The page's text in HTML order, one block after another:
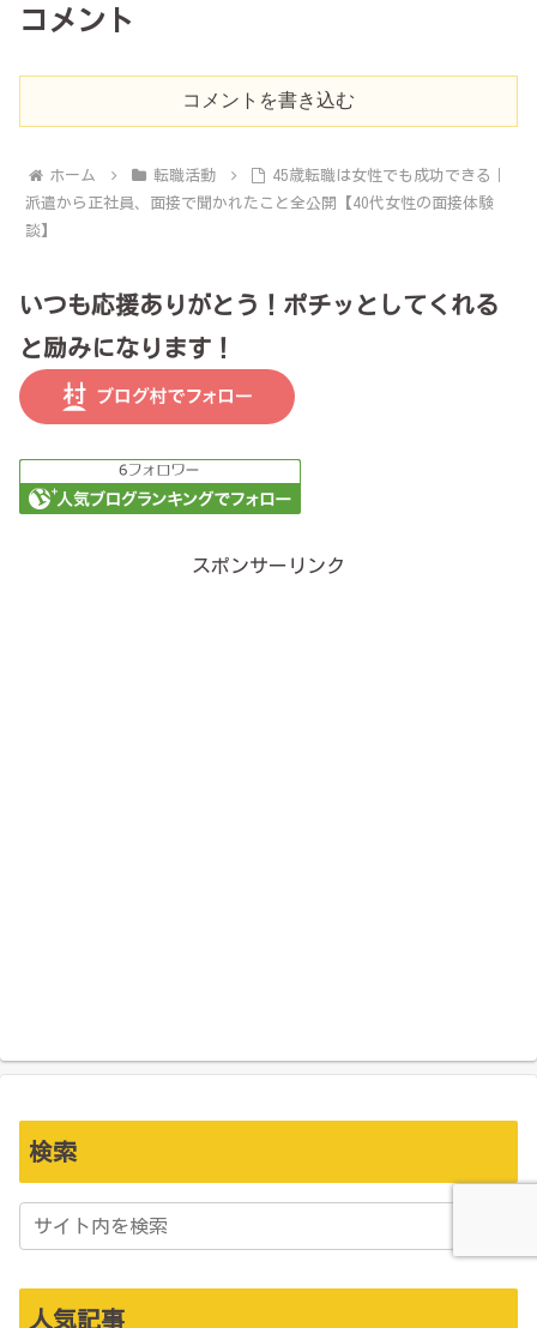
コメント
コメントを書き込む
ホーム 転職活動
45歳転職は女性でも成功できる｜
派遣から正社員、面接で聞かれたこと全公開【40代女性の面接体験
談】
いつも応援ありがとう！ポチッとしてくれる
と励みになります！
スポンサーリンク
検索
人気記事